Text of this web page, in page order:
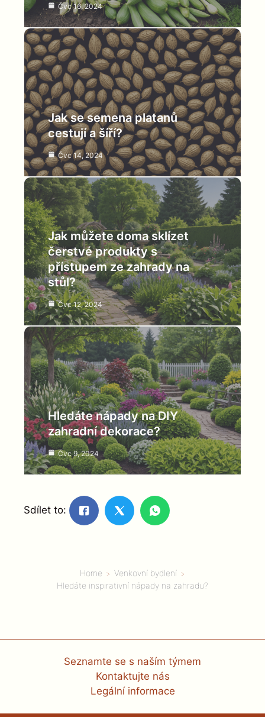
Čvc 16, 2024
Jak se semena platanů
cestují a šíří?
Čvc 14, 2024
Jak můžete doma sklízet
čerstvé produkty s
přístupem ze zahrady na
stůl?
Čvc 12, 2024
Hledáte nápady na DIY
zahradní dekorace?
Čvc 9, 2024
Sdílet to:
Home
Venkovní bydlení
Hledáte inspirativní nápady na zahradu?
Seznamte se s naším týmem
Kontaktujte nás
Legální informace